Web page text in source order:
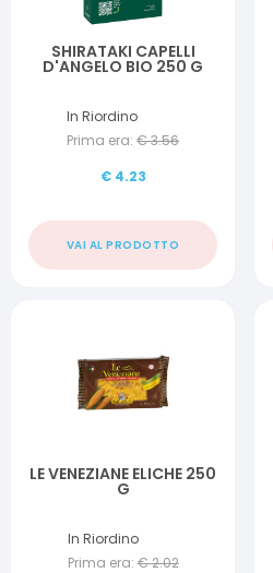
SHIRATAKI CAPELLI
D'ANGELO BIO 250 G
In Riordino
Prima era: €3.56
€ 4.23
VAI AL PRODOTTO
LE VENEZIANE ELICHE 250
G
In Riordino
Prima era: €2.02